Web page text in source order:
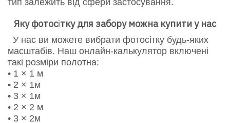
Якуфотосіткудля забору можна купити у нас
У нас ви можете вибрати фотосітку будь-яких
масштабів. Наш онлайн-калькулятор включені
такі розміри полотна:
• 1 × 1 м
• 2 × 1м
• 3 × 1м
• 2 × 2 м
• 3 × 2м